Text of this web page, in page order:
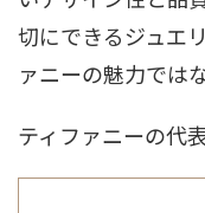
切にできるジュエ
ァニーの魅力では
ティファニーの代